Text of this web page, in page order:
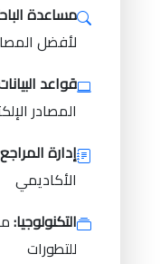
مساعدة
لأفضل
قواعد
المصادر
إدارة
الأكاديمي
التكنولوجيا:
للتطورات